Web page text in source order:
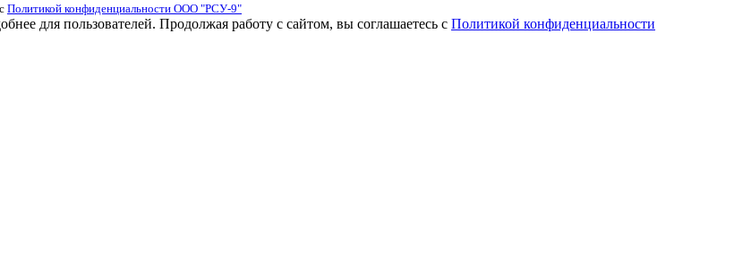
Политикой конфиденциальности ООО "РСУ-9"
для пользователей. Продолжая работу с сайтом, вы соглашаетесь с Политикой конфиденциальности